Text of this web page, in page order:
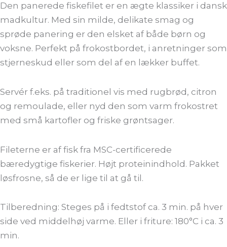
Den panerede fiskefilet er en ægte klassiker i dansk
madkultur. Med sin milde, delikate smag og
sprøde panering er den elsket af både børn og
voksne. Perfekt på frokostbordet, i anretninger som
stjerneskud eller som del af en lækker buffet.
Servér f.eks. på traditionel vis med rugbrød, citron
og remoulade, eller nyd den som varm frokostret
med små kartofler og friske grøntsager.
Fileterne er af fisk fra MSC-certificerede
bæredygtige fiskerier. Højt proteinindhold. Pakket
løsfrosne, så de er lige til at gå til.
Tilberedning: Steges på i fedtstof ca. 3 min. på hver
side ved middelhøj varme. Eller i friture: 180°C i ca. 3
min.